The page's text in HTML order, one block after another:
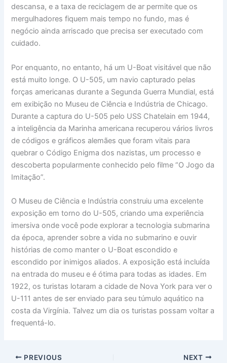
descansa, e a taxa de reciclagem de ar permite que os
mergulhadores fiquem mais tempo no fundo, mas é
negócio ainda arriscado que precisa ser executado com
cuidado.
Por enquanto, no entanto, há um U-Boat visitável que não
está muito longe. O U-505, um navio capturado pelas
forças americanas durante a Segunda Guerra Mundial, está
em exibição no Museu de Ciência e Indústria de Chicago.
Durante a captura do U-505 pelo USS Chatelain em 1944,
a inteligência da Marinha americana recuperou vários livros
de códigos e gráficos alemães que foram vitais para
quebrar o Código Enigma dos nazistas, um processo e
descoberta popularmente conhecido pelo filme “O Jogo da
Imitação”.
O Museu de Ciência e Indústria construiu uma excelente
exposição em torno do U-505, criando uma experiência
imersiva onde você pode explorar a tecnologia submarina
da época, aprender sobre a vida no submarino e ouvir
histórias de como manter o U-Boat escondido e
escondido por inimigos aliados. A exposição está incluída
na entrada do museu e é ótima para todas as idades. Em
1922, os turistas lotaram a cidade de Nova York para ver o
U-111 antes de ser enviado para seu túmulo aquático na
costa da Virgínia. Talvez um dia os turistas possam voltar a
frequentá-lo.
PREVIOUS NEXT